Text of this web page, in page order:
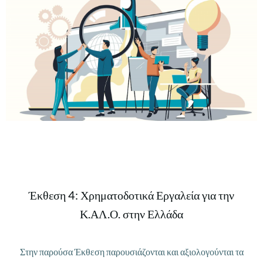
Έκθεση 4: Χρηματοδοτικά Εργαλεία για την
Κ.ΑΛ.Ο. στην Ελλάδα
Στην παρούσα Έκθεση παρουσιάζονται και αξιολογούνται τα